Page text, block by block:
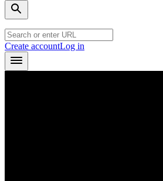
Create accountLog in